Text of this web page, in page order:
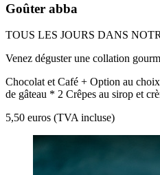
Goûter abba
TOUS LES JOURS DANS
Venez déguster une collation
Chocolat et Café + Option au
de gâteau * 2 Crêpes au sirop et
5,50 euros (TVA incluse)